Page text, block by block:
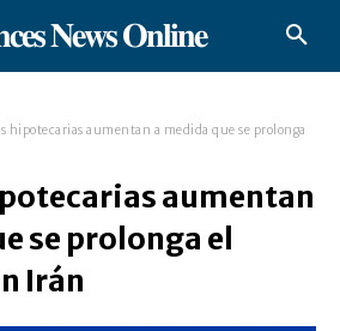
𝐍𝐞𝐰𝐬 𝐎𝐧𝐥𝐢𝐧𝐞
hipotecarias aumentan a medida que se prolonga
aumentan
se prolonga el
Irán